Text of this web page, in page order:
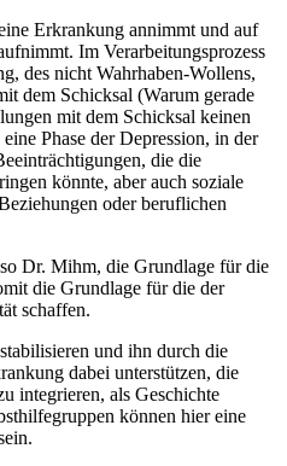
Erkrankung annimmt und auf
Im Verarbeitungsprozess
des nicht Wahrhaben-Wollens,
dem Schicksal (Warum gerade
mit dem Schicksal keinen
Phase der Depression, in der
die die
könnte, aber auch soziale
oder beruflichen
Dr. Mihm, die Grundlage für die
die Grundlage für die der
schaffen.
und ihn durch die
dabei unterstützen, die
integrieren, als Geschichte
können hier eine